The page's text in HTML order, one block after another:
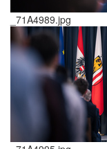
_71A4989.jpg